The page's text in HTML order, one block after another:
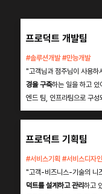
프로덕트 개발팀
#솔루션개발 #만능개발
"고객님과 점주님이 사용하
경을 구축하는 일을 하고 있
엔드 팀, 인프라팀으로 구성
프로덕트 기획팀
#서비스기획 #서비스디자인
"고객-비즈니스-기술의 니
덕트를 설계하고 관리하고